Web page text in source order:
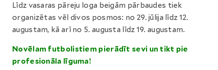
Līdz vasaras pāreju loga beigām pārbaudes tiek
organizētas vēl divos posmos: no 29. jūlija līdz 12.
augustam, kā arī no 5. augusta līdz 19. augustam.
Novēlam futbolistiem pierādīt sevi un tikt pie
profesionāla līguma!